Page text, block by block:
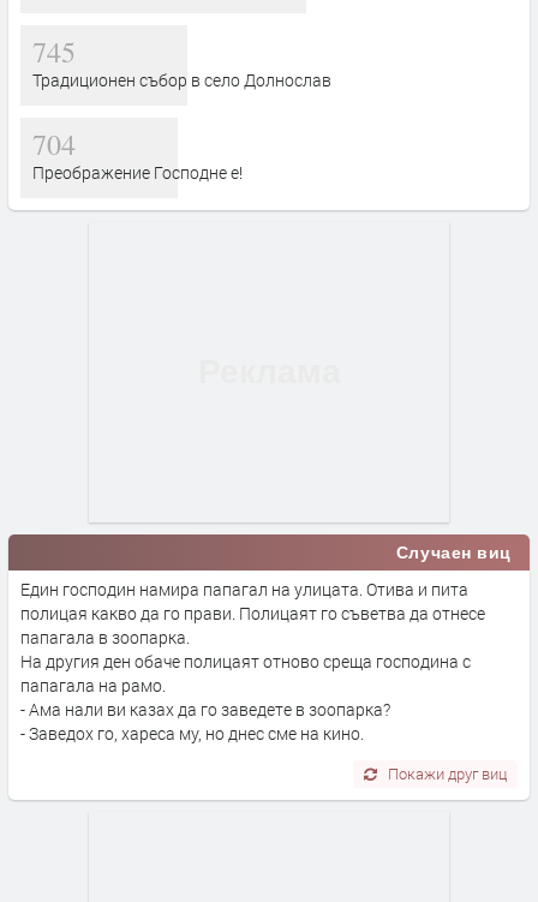
745
Традиционен събор в село Долнослав
704
Преображение Господне е!
Случаен виц
Един господин намира папагал на улицата. Отива и пита
полицая какво да го прави. Полицаят го съветва да отнесе
папагала в зоопарка.
На другия ден обаче полицаят отново среща господина с
папагала на рамо.
- Ама нали ви казах да го заведете в зоопарка?
- Заведох го, хареса му, но днес сме на кино.
Покажи друг виц